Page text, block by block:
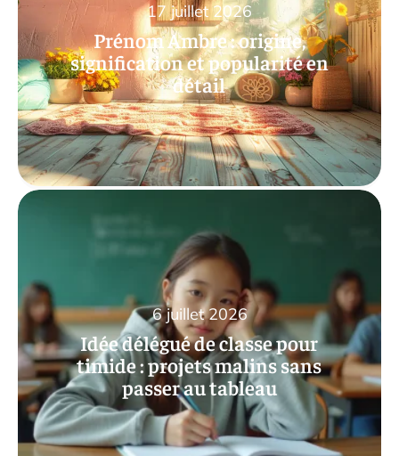
Prénom Ambre : origine,
signification et popularité en
détail
17 juillet 2026
Idée délégué de classe pour
timide : projets malins sans
passer au tableau
6 juillet 2026